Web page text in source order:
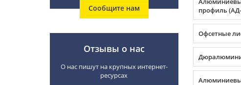
профиль
Офсетные
Сообщите нам
Отзывы о нас
О нас пишут на крупных интернет-
ресурсах